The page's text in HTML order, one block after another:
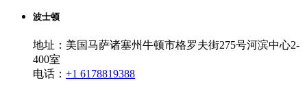
波士顿
地址：美国马萨诸塞州牛顿市格罗夫街275号河滨中心2-
400室
电话： +1 6178819388